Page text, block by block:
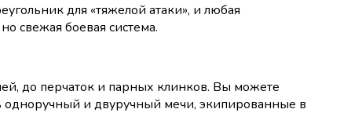
для «тяжелой атаки», и любая
свежая боевая система.
до перчаток и парных клинков. Вы можете
одноручный и двуручный мечи, экипированные в